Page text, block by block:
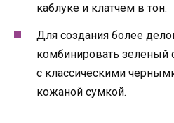
каблуке и клатчем в тон.
Для создания более
комбинировать
с классическими
кожаной сумкой.